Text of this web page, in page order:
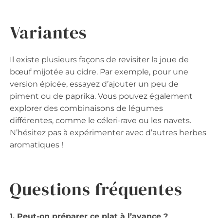
Variantes
Il existe plusieurs façons de revisiter la joue de
bœuf mijotée au cidre. Par exemple, pour une
version épicée, essayez d’ajouter un peu de
piment ou de paprika. Vous pouvez également
explorer des combinaisons de légumes
différentes, comme le céleri-rave ou les navets.
N’hésitez pas à expérimenter avec d’autres herbes
aromatiques !
Questions fréquentes